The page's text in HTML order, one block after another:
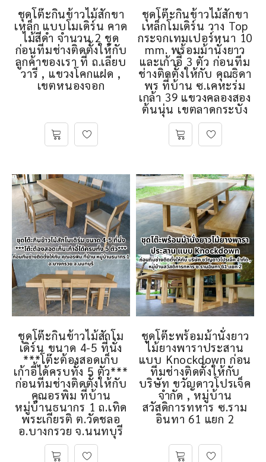
ชุดโต๊ะกินข้าวไม้สักขา
เหล็ก แบบโมเดิร์น คาด
ไม้สีดำ จำนวน 2 ชุด
ก่อนทีมช่างติดตั้งให้กับ
ลูกค้าของเรา ที่ ถ.เลียบ
ชุดโต๊ะกินข้าวไม้สักขา
เหล็กโมเดิร์น วาง Top
กระจกเทมเปอร์หนา 10
mm. พร้อมม้านั่งยาว
และเก้าอี้ 3 ตัว ก่อนทีม
ช่างติดตั้งให้กับ คุณธิดา
พร ที่บ้าน ซ.เคหะร่ม
เกล้า 39 แขวงคลองสอง
ต้นนุ่น เขตลาดกระบัง
ชุดโต๊ะกินข้าวไม้สักโม
เดิร์น ขนาด 4-5 ที่นั่ง
***โต๊ะต้องสอดเก็บ
เก้าอี้ได้ครบทั้ง 5 ตัว***
ก่อนทีมช่างติดตั้งให้กับ
คุณอรพิม ที่บ้าน
หมู่บ้านธนากร 1 ถ.เทิด
พระเกียรติ ต.วัดชลอ
อ.บางกรวย จ.นนทบุรี
ชุดโต๊ะพร้อมม้านั่งยาว
ไม้ยางพาราประสาน
แบบ Knockdown ก่อน
ทีมช่างติดตั้งให้กับ
บริษัท ขวัญดาวโปรเจ็ค
จำกัด , หมู่บ้าน
อินทา 61 แยก 2